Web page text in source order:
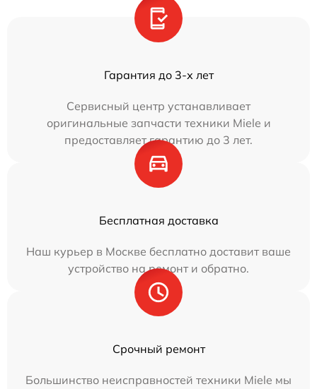
Гарантия до 3-х лет
Сервисный центр устанавливает
оригинальные запчасти техники Miele и
предоставляет гарантию до 3 лет.
Бесплатная доставка
Наш курьер в Москве бесплатно доставит ваше
устройство на ремонт и обратно.
Срочный ремонт
Большинство неисправностей техники Miele мы